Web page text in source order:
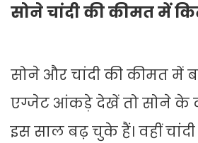
सोने चांदी की कीमत में
सोने और चांदी की कीमत में
एग्जेट आंकड़े देखें तो सोने के
इस साल बढ़ चुके हैं। वहीं